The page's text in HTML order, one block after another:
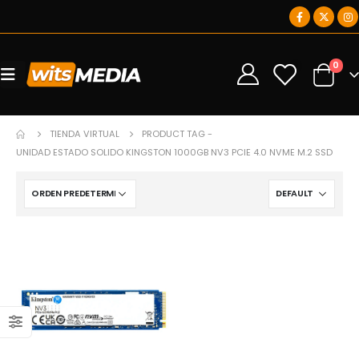
0 0
TIENDA VIRTUAL
PRODUCT TAG -
UNIDAD ESTADO SOLIDO KINGSTON 1000GB NV3 PCIE 4.0 NVME M.2 SSD